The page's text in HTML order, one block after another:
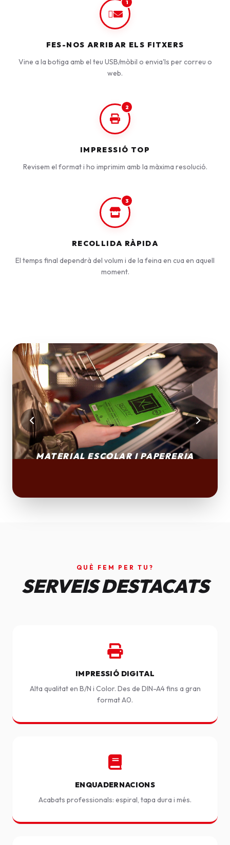
1
FES-NOS ARRIBAR ELS FITXERS
Vine a la botiga amb el teu USB/mòbil o envia'ls per correu o
web.
2
IMPRESSIÓ TOP
Revisem el format i ho imprimim amb la màxima resolució.
3
RECOLLIDA RÀPIDA
El temps final dependrà del volum i de la feina en cua en aquell
moment.
QUÈ FEM PER TU?
SERVEIS DESTACATS
IMPRESSIÓ DIGITAL
Alta qualitat en B/N i Color. Des de DIN-A4 fins a gran
format A0.
ENQUADERNACIONS
Acabats professionals: espiral, tapa dura i més.